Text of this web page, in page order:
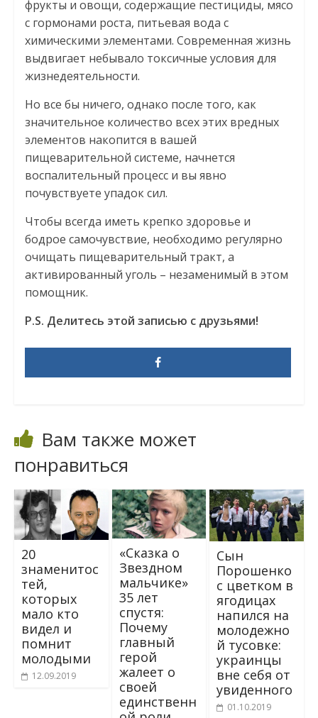
фрукты и овощи, содержащие пестициды, мясо
с гормонами роста, питьевая вода с
химическими элементами. Современная жизнь
выдвигает небывало токсичные условия для
жизнедеятельности.
Но все бы ничего, однако после того, как
значительное количество всех этих вредных
элементов накопится в вашей
пищеварительной системе, начнется
воспалительный процесс и вы явно
почувствуете упадок сил.
Чтобы всегда иметь крепко здоровье и
бодрое самочувствие, необходимо регулярно
очищать пищеварительный тракт, а
активированный уголь – незаменимый в этом
помощник.
P.S. Делитесь этой записью с друзьями!
Вам также может
понравиться
20
знаменитос
тей,
которых
мало кто
видел и
помнит
молодыми
12.09.2019
«Сказка о
Звездном
мальчике»
35 лет
спустя:
Почему
главный
герой
жалеет о
своей
единственн
Сын
Порошенко
с цветком в
ягодицах
напился на
молодежно
й тусовке:
украинцы
вне себя от
увиденного
01.10.2019